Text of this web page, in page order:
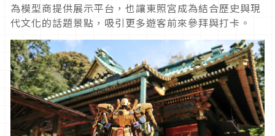
為模型商提供展示平台，也讓東照宮成為結合歷史與現
代文化的話題景點，吸引更多遊客前來參拜與打卡。